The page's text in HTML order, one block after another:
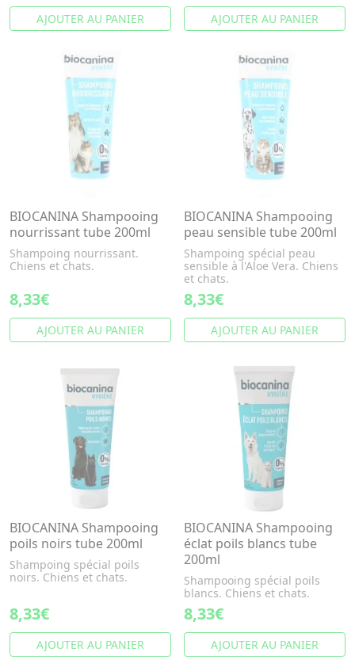
AJOUTER AU PANIER AJOUTER AU PANIER
BIOCANINA Shampooing
nourrissant tube 200ml
Shampoing nourrissant.
Chiens et chats.
8,33€
AJOUTER AU PANIER
BIOCANINA Shampooing
peau sensible tube 200ml
Shampoing spécial peau
sensible à l'Aloe Vera. Chiens
et chats.
8,33€
AJOUTER AU PANIER
BIOCANINA Shampooing
poils noirs tube 200ml
Shampoing spécial poils
noirs. Chiens et chats.
8,33€
AJOUTER AU PANIER
BIOCANINA Shampooing
éclat poils blancs tube
200ml
Shampooing spécial poils
blancs. Chiens et chats.
8,33€
AJOUTER AU PANIER